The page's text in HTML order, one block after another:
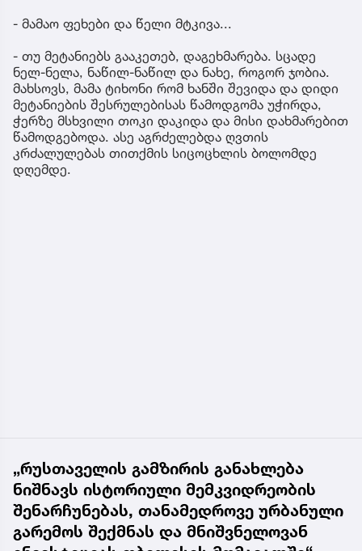
- მამაო ფეხები და წელი მტკივა...
- თუ მეტანიებს გააკეთებ, დაგეხმარება. სცადე
ნელ-ნელა, ნაწილ-ნაწილ და ნახე, როგორ ჯობია.
მახსოვს, მამა ტიხონი რომ ხანში შევიდა და დიდი
მეტანიების შესრულებისას წამოდგომა უჭირდა,
ჭერზე მსხვილი თოკი დაკიდა და მისი დახმარებით
წამოდგებოდა. ასე აგრძელებდა ღვთის
კრძალულებას თითქმის სიცოცხლის ბოლომდე
დღემდე.
„რუსთაველის გამზირის განახლება
ნიშნავს ისტორიული მემკვიდრეობის
შენარჩუნებას, თანამედროვე ურბანული
გარემოს შექმნას და მნიშვნელოვან